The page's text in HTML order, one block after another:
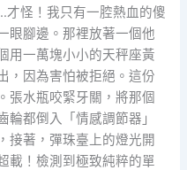
怪！我只有一腔熱血的傻
眼腳邊。那裡放著一個他
用一萬塊小小的天秤座黃
，因為害怕被拒絕。這份
張水瓶咬緊牙關，將那個
都倒入「情感調節器」
接著，彈珠臺上的燈光開
載！檢測到極致純粹的單